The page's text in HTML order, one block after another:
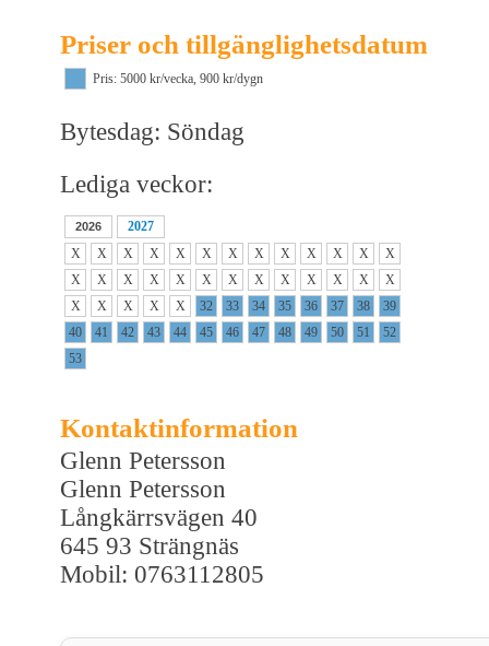
Priser och tillgänglighetsdatum
Pris: 5000 kr/vecka, 900 kr/dygn
Bytesdag: Söndag
Lediga veckor:
2026
2027
X
X X X X X X X X X X X
X
X
X X X X X X X X X X X
X
X
X X X X 32 33 34 35 36 37 38
39
40
41 42 43 44 45 46 47 48 49 50 51
52
53
Kontaktinformation
Glenn Petersson
Glenn Petersson
Långkärrsvägen 40
645 93 Strängnäs
Mobil: 0763112805